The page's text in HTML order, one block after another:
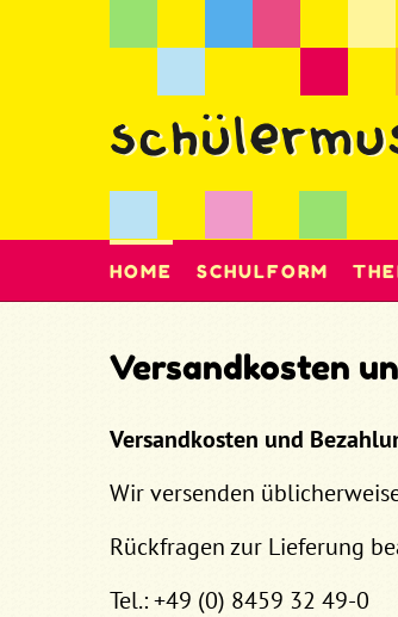
HOME SCHULFORM
Versandkosten
Versandkosten und
Wir versenden
Rückfragen zur Lieferung
Tel.: +49 (0) 8459 32 49-0